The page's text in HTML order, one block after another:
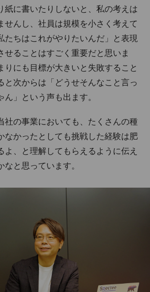
紙に書いたりしないと、私の考えは
せんし、社員は規模を小さく考えて
たちはこれがやりたいんだ」と表現
せることはすごく重要だと思いま
りにも目標が大きいと失敗すること
と次からは「どうせそんなこと言っ
ん」という声も出ます。
社の事業においても、たくさんの種
なかったとしても挑戦した経験は肥
よ、と理解してもらえるように伝え
と思っています。